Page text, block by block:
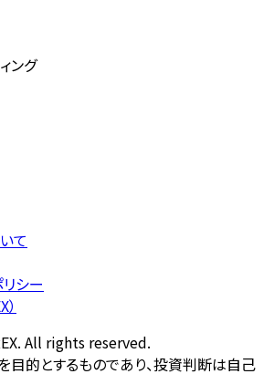
ング
て
シー
All rights reserved.
目的とするものであり、投資判断は自己